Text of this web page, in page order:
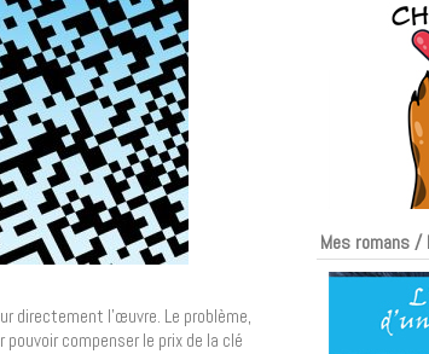
directement l’œuvre. Le problème,
compenser le prix de la clé
Mes romans /